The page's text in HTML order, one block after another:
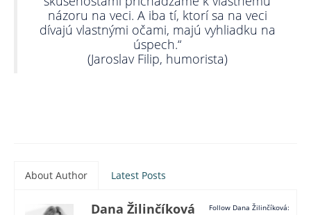
názoru na veci. A iba tí, ktorí sa na veci
dívajú vlastnými očami, majú vyhliadku na
úspech.“
(Jaroslav Filip, humorista)
About Author Latest Posts
Follow Dana Žilinčíková:
Dana Žilinčíková